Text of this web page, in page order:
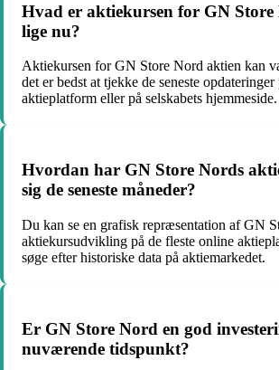
Hvad er aktiekursen for GN
lige nu?
Aktiekursen for GN Store Nord aktien kan
det er bedst at tjekke de seneste opdateringer
aktieplatform eller på selskabets hjemmeside.
Hvordan har GN Store Nords
sig de seneste måneder?
Du kan se en grafisk repræsentation af GN
aktiekursudvikling på de fleste online
søge efter historiske data på aktiemarkedet.
Er GN Store Nord en god
nuværende tidspunkt?